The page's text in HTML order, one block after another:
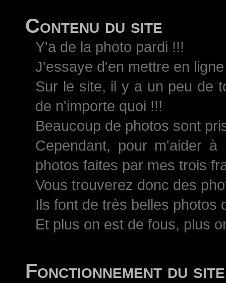
Contenu du site
Y'a de la photo pardi !!!
J'essaye d'en mettre en
Sur le site, il y a un peu de
de n'importe quoi !!!
Beaucoup de photos sont
Cependant, pour m'aider
photos faites par mes trois
Vous trouverez donc des
Ils font de très belles photos
Et plus on est de fous, plus
Fonctionnement du site